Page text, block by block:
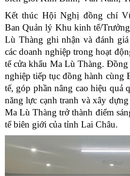
Kết thúc Hội Nghị đồng chí
Ban Quản lý Khu kinh tế/
Lù Thàng ghi nhận và đánh
các doanh nghiệp trong hoạt
tế cửa khẩu Ma Lù Thàng. Đồng
nghiệp tiếp tục đồng hành cùng
tế, góp phần nâng cao hiệu quả
năng lực cạnh tranh và xây
Ma Lù Thàng trở thành điểm
tế biên giới của tỉnh Lai Châu.